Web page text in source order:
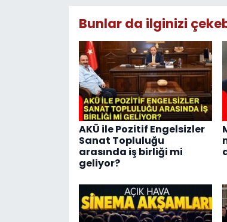
Bunlar da ilginizi
AKÜ ile Pozitif Engelsizler
Sanat Topluluğu
arasında iş birliği mi
geliyor?